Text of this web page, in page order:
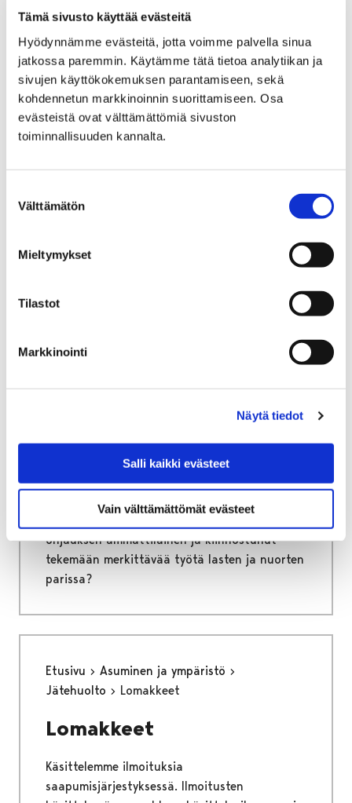
Tämä sivusto käyttää evästeitä
Hyödynnämme evästeitä, jotta voimme palvella sinua
jatkossa paremmin. Käytämme tätä tietoa analytiikan ja
sivujen käyttökokemuksen parantamiseen, sekä
kohdennetun markkinoinnin suorittamiseen. Osa
evästeistä ovat välttämättömiä sivuston
toiminnallisuuden kannalta.
valinta
Välttämätön
Mieltymykset
Tilastot
Markkinointi
Näytä tiedot
Salli kaikki evästeet
Vain välttämättömät evästeet
Porin Vesi, liikelaitos
Yhteystiedot
Yhteystiedot
varautuminen
Ohjaajana Porin mallissa
Harrastamisen Porin malli tarjoaa ilmaisia ja
ohjauksen ammattilainen ja kiinnostunut
tekemään merkittävää työtä lasten ja nuorten
parissa?
Etusivu
Asuminen ja ympäristö
Jätehuolto
Lomakkeet
Lomakkeet
Käsittelemme ilmoituksia
saapumisjärjestyksessä. Ilmoitusten